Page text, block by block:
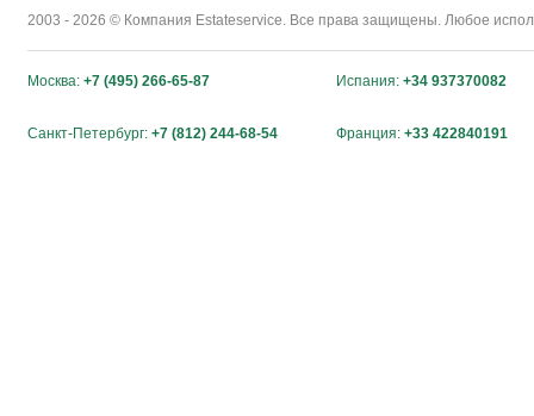
2003 - 2026 © Компания Estateservice. Все права защищены. Любое
Москва: +7 (495) 266-65-87 Испания: +34 937370082
Санкт-Петербург: +7 (812) 244-68-54 Франция: +33 422840191